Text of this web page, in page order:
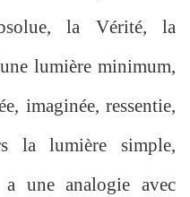
la Vérité, la
lumière minimum,
imaginée, ressentie,
la lumière simple,
une analogie avec